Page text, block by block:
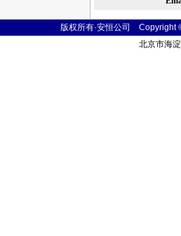
版权所有·安恒公司
北京市海